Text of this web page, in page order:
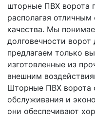
шторные ПВХ ворота
располагая
качества. Мы
долговечности
предлагаем только
изготовленные из
внешним
Шторные ПВХ ворота
обслуживания и
они обеспечивают